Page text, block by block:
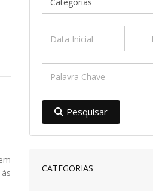
Pesquisar
CATEGORIAS